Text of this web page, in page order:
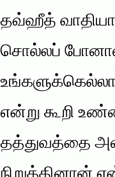
தவ்ஹீத்
சொல்லப்
என்று கூறி
தத்துவத்தை